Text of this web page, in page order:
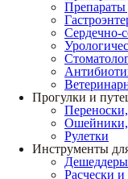
Препараты
Сердечно-
Прогулки и
Ошейники,
Рулетки
Инструменты
Дешеддеры
Расчески